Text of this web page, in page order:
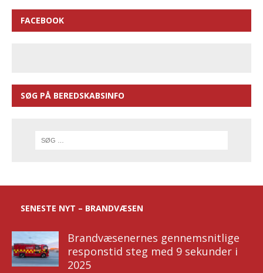
FACEBOOK
SØG PÅ BEREDSKABSINFO
SENESTE NYT – BRANDVÆSEN
Brandvæsenernes gennemsnitlige
responstid steg med 9 sekunder i
2025